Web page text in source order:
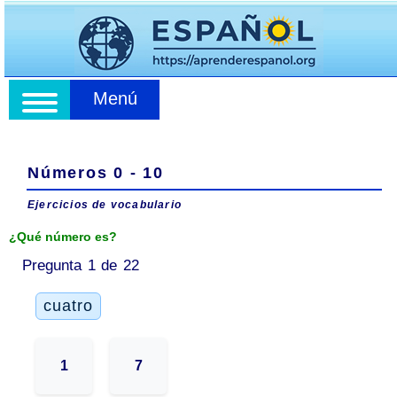
Menú
Números 0 - 10
Ejercicios de vocabulario
¿Qué número es?
Pregunta 1 de 22
cuatro
1 7